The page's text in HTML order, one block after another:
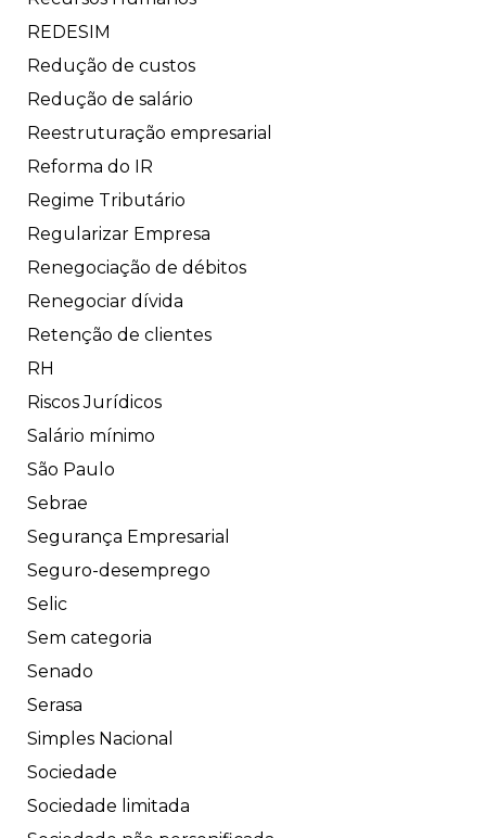
REDESIM
Redução de custos
Redução de salário
Reestruturação empresarial
Reforma do IR
Regime Tributário
Regularizar Empresa
Renegociação de débitos
Renegociar dívida
Retenção de clientes
RH
Riscos Jurídicos
Salário mínimo
São Paulo
Sebrae
Segurança Empresarial
Seguro-desemprego
Selic
Sem categoria
Senado
Serasa
Simples Nacional
Sociedade
Sociedade limitada